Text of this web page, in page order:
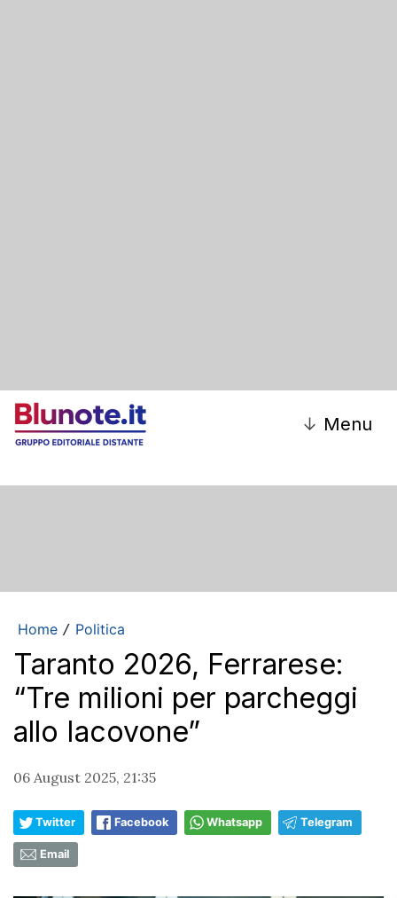
↓ Menu
Home / Politica
Taranto 2026, Ferrarese:
“Tre milioni per parcheggi
allo Iacovone”
06 August 2025, 21:35
Twitter Facebook Whatsapp Telegram
Email